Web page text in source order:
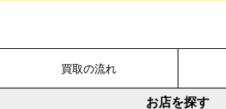
買取の流れ
お店を探す